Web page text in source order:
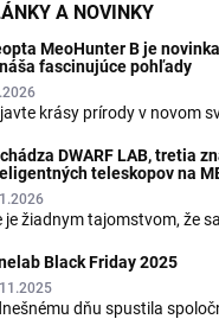
A NOVINKY
MeoHunter B je
fascinujúce pohľady
krásy prírody v novom
DWARF LAB, tretia
teleskopov na
je žiadnym tajomstvom, že
Black Friday 2025
dňu spustila